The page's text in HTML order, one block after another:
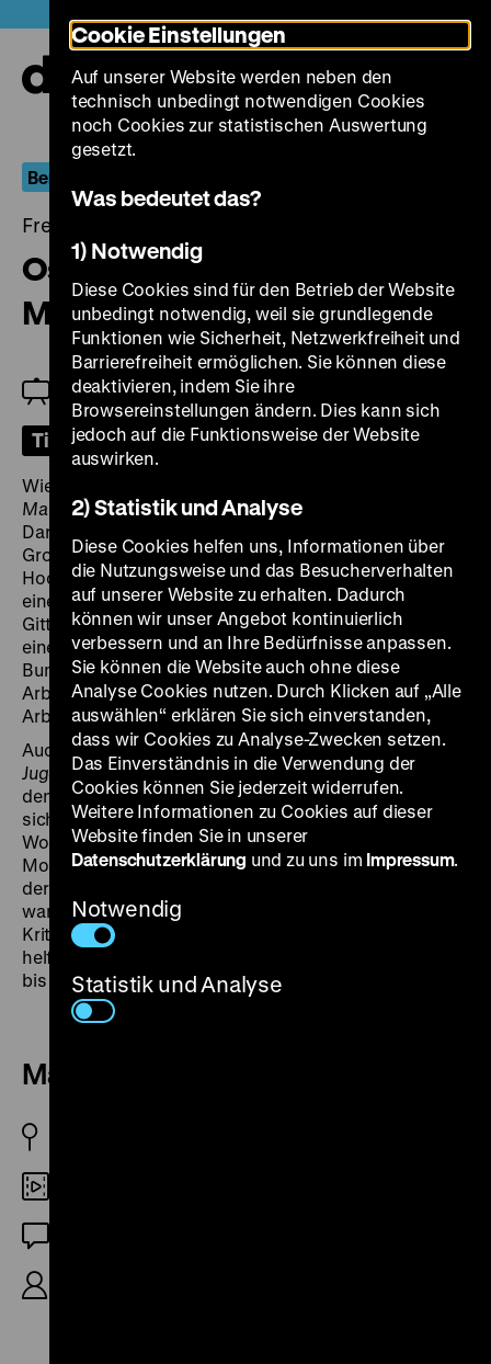
zum
Seiteninhalt
springen
Berlin.Dokument
Freitag, 17. November 2023, 18.00 Uhr
Ost-Berlin: Jugend baut
Marzahn
Jeanpaul Goergen
Tickets
Wie sollen Helden im DDR-Dokumentarfilm aussehen?
Manchmal möchte man fliegen(1981) löste mit seiner
Darstellung einer Jugendbrigade, die auf der
Großbaustelle Berlin-Marzahn elfgeschossige
Hochhäuser der Wohnungsbauserie 70/11 errichtet,
eine Diskussion über diese Frage aus. Die Regisseurin
Gitta Nickel zeigt keine Vorzeigejugendlichen, sondern
eine Gruppe schlecht ausgebildeter junger Leute,
Bummelanten und Drückeberger. Erschwert wird die
Arbeit durch stockenden Materialfluss und schlechte
Arbeitsorganisation.
Auch Regina Thielemanns FilmBerlin – Bauplatz der
Jugend(1982) schildert den Einsatz junger Arbeiter auf
den Berliner Baustellen. In Berlin-Marzahn verpflichtet
sich eine Gruppe, zusätzlich zum Plan 60 neue
Wohnungen zu errichten. Andere helfen mit bei der
Modernisierung von Altbauten in Prenzlauer Berg. Da
der Film für die Auslandswerbung der DDR bestimmt
war, fiel er ausgesprochen positiv aus und blendete
Kritik aus. Der Kommentar gibt sich optimistisch: „So
helfen die jungen Leute mit, das Wohnungsproblem
bis 1990 in der DDR zu lösen.“ (jg)
Manchmal möchte man fliegen
Cookie Einstellungen
Auf unserer Website werden neben den
technisch unbedingt notwendigen Cookies
noch Cookies zur statistischen Auswertung
gesetzt.
Was bedeutet das?
1) Notwendig
Diese Cookies sind für den Betrieb der Website
unbedingt notwendig, weil sie grundlegende
Funktionen wie Sicherheit, Netzwerkfreiheit und
Barrierefreiheit ermöglichen. Sie können diese
deaktivieren, indem Sie ihre
Browsereinstellungen ändern. Dies kann sich
jedoch auf die Funktionsweise der Website
auswirken.
2) Statistik und Analyse
Diese Cookies helfen uns, Informationen über
die Nutzungsweise und das Besucherverhalten
auf unserer Website zu erhalten. Dadurch
können wir unser Angebot kontinuierlich
verbessern und an Ihre Bedürfnisse anpassen.
Sie können die Website auch ohne diese
Analyse Cookies nutzen. Durch Klicken auf „Alle
auswählen“ erklären Sie sich einverstanden,
dass wir Cookies zu Analyse-Zwecken setzen.
Das Einverständnis in die Verwendung der
Cookies können Sie jederzeit widerrufen.
Weitere Informationen zu Cookies auf dieser
Website finden Sie in unserer
Datenschutzerklärung und zu uns im Impressum.
Notwendig
Statistik und Analyse